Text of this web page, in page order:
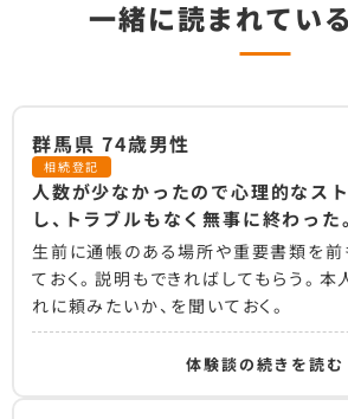
一緒に読まれてい
群馬県 74歳男性
相続登記
人数が少なかったので心理的なス
し、トラブルもなく無事に終わった。
生前に通帳のある場所や重要書類を前
ておく。説明もできればしてもらう。本
れに頼みたいか、を聞いておく。
体験談の続きを読む